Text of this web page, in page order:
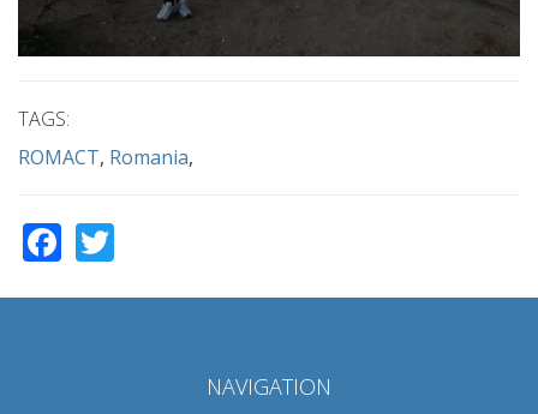
TAGS:
ROMACT Romania
Facebook
NAVIGATION